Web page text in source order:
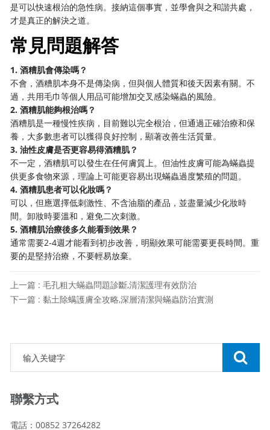
是可以快速根治的急性病。接納這個事實，並學會與之和諧共處，
才是真正的解決之道。
常見問題解答
1. 酒糟肌會傳染嗎？
不會，酒糟肌本身不是傳染病，但與個人體質和後天因素有關。不
過，共用毛巾等個人用品可能增加交叉感染蟎蟲的風險。
2. 酒糟肌能夠根治嗎？
酒糟肌是一種慢性疾病，目前難以完全根治，但通過正確治療和保
養，大多數患者可以獲得良好控制，顯著改善生活質量。
3. 油性皮膚是否更容易得酒糟肌？
不一定，酒糟肌可以發生在任何膚質上。但油性皮膚可能為蟎蟲提
供更多食物來源，理論上可能更容易出現蟎蟲過度繁殖的問題。
4. 酒糟肌患者可以化妝嗎？
可以，但應選擇低刺激性、不含油脂的產品，並盡量減少化妝時
間。卸妝時要溫和，避免二次刺激。
5. 酒糟肌治療後多久能看到效果？
通常需要2-4週才能看到初步改善，明顯效果可能需要更長時間。重
要的是堅持治療，不要輕易放棄。
上一篇 : 毛孔粗大蟎蟲問題診斷,清潔護理有效防治
下一篇 : 黏土除螨護膚全攻略,深層清潔與蟎蟲防治實測
聯繫方式
電話：00852 37264282